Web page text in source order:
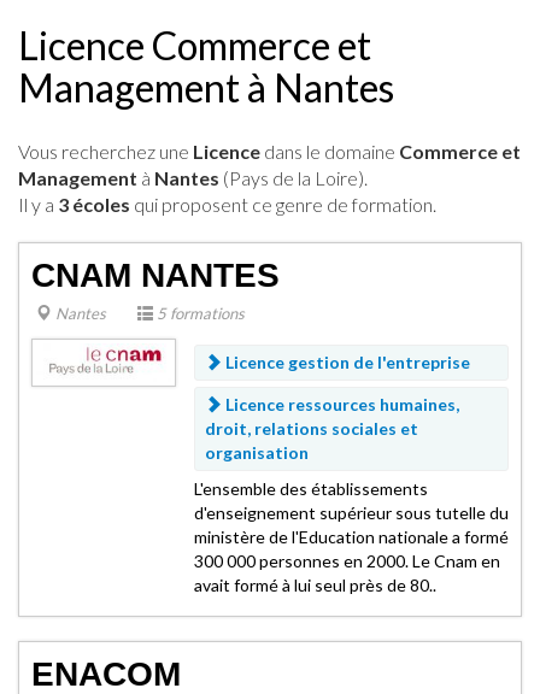
Licence Commerce et
Management à Nantes
Vous recherchez une Licence dans le domaine Commerce et
Management à Nantes (Pays de la Loire).
Il y a 3 écoles qui proposent ce genre de formation.
CNAM NANTES
Nantes 5 formations
Licence gestion de l'entreprise
Licence ressources humaines,
droit, relations sociales et
organisation
L'ensemble des établissements
d'enseignement supérieur sous tutelle du
ministère de l'Education nationale a formé
300 000 personnes en 2000. Le Cnam en
avait formé à lui seul près de 80..
ENACOM